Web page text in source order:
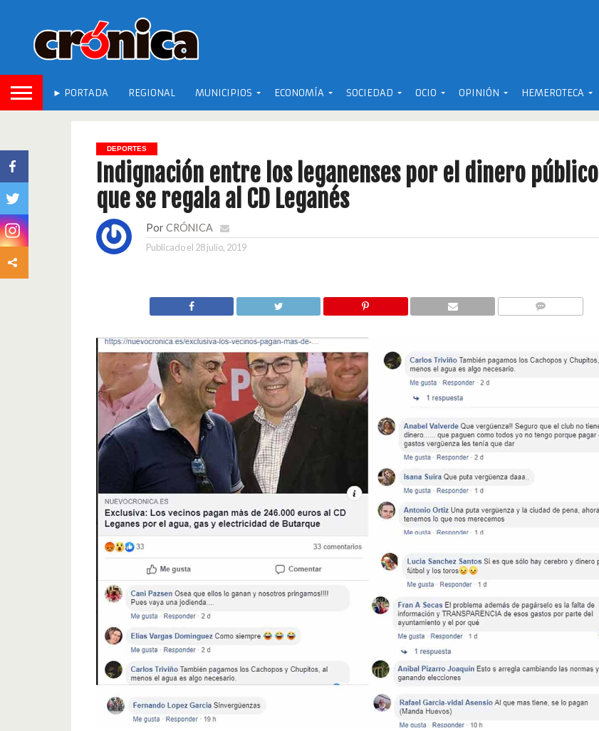
► PORTADA REGIONAL MUNICIPIOS ECONOMÍA SOCIEDAD OCIO OPINIÓN HEMEROTECA
DEPORTES
Indignación entre los leganenses por el dinero público
que se regala al CD Leganés
Por CRÓNICA
Publicado el 28 julio, 2019